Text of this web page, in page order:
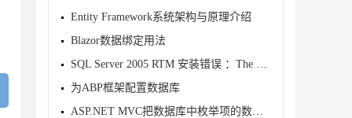
Entity Framework系统架构与原理介绍
Blazor数据绑定用法
SQL Server 2005 RTM 安装错误 ：The SQL Serv
为ABP框架配置数据库
ASP.NET MVC把数据库中枚举项的数字转换成文字